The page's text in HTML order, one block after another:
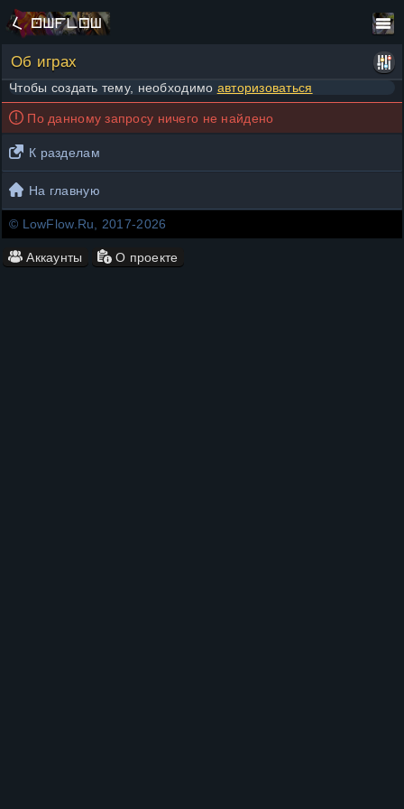
Об играх
Чтобы создать тему, необходимо авторизоваться
По данному запросу ничего не найдено
К разделам
На главную
© LowFlow.Ru, 2017-2026
Аккаунты О проекте